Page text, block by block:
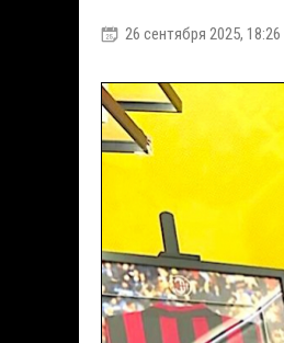
26 сентября 2025, 18:26